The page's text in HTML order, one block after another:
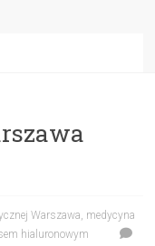
Warszawa, medycyna
hialuronowym